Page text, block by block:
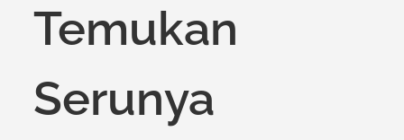
Temukan
Serunya